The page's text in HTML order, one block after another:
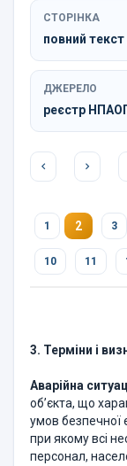
СТОРІНКА
повний
ДЖЕРЕЛО
реєстр
1 2 3
10 11
3. Терміни і
Аварійна
об’єкта, що
умов безпечної
при якому всі
персонал,